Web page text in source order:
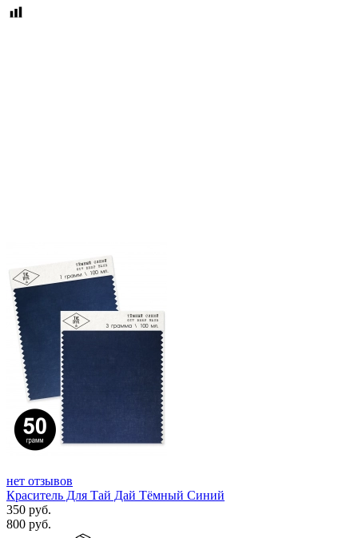
нет отзывов
Краситель Для Тай Дай Тёмный Синий
350 руб.
800 руб.